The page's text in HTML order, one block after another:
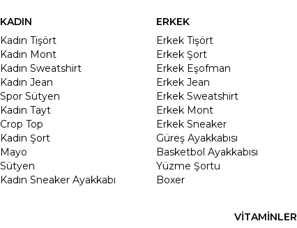
KADIN
Kadın Tişört
Kadın Mont
Kadın Sweatshirt
Kadın Jean
Spor Sütyen
Kadın Tayt
Crop Top
Kadin Şort
Mayo
Sütyen
Kadın Sneaker Ayakkabı
ERKEK
Erkek Tişört
Erkek Şort
Erkek Eşofman
Erkek Jean
Erkek Sweatshirt
Erkek Mont
Erkek Sneaker
Güreş Ayakkabısı
Basketbol Ayakkabısı
Yüzme Şortu
Boxer
VİTAMİNLER